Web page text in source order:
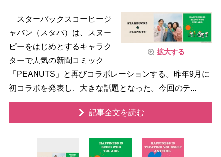
拡大する
スターバックスコーヒージ
ャパン（スタバ）は、スヌー
ピーをはじめとするキャラク
ターで人気の新聞コミック
「PEANUTS」と再びコラボレーションする。昨年9月に
初コラボを発表し、大きな話題となった。今回のテ...
記事全文を読む